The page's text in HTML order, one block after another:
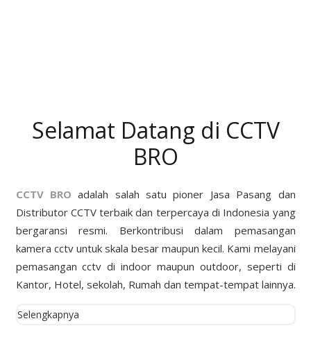
Selamat Datang di CCTV
BRO
CCTV BRO adalah salah satu pioner Jasa Pasang dan
Distributor CCTV terbaik dan terpercaya di Indonesia yang
bergaransi resmi. Berkontribusi dalam pemasangan
kamera cctv untuk skala besar maupun kecil. Kami melayani
pemasangan cctv di indoor maupun outdoor, seperti di
Kantor, Hotel, sekolah, Rumah dan tempat-tempat lainnya.
Selengkapnya